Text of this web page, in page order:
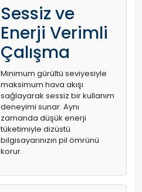
Sessiz ve
Enerji Verimli
Çalışma
Minimum gürültü seviyesiyle
maksimum hava akışı
sağlayarak sessiz bir kullanım
deneyimi sunar. Aynı
zamanda düşük enerji
tüketimiyle dizüstü
bilgisayarınızın pil ömrünü
korur.